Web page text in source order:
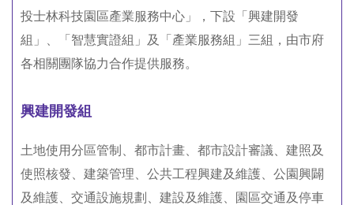
投士林科技園區產業服務中心」，下設「興建開發
組」、「智慧實證組」及「產業服務組」三組，由市府
各相關團隊協力合作提供服務。
興建開發組
土地使用分區管制、都市計畫、都市設計審議、建照及
使照核發、建築管理、公共工程興建及維護、公園興闢
及維護、交通設施規劃、建設及維護、園區交通及停車